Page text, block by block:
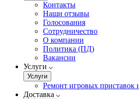
Контакты
Наши отзывы
Голосования
Сотрудничество
О компании
Политика (ПД)
Вакансии
Услуги
Услуги
Ремонт игровых приставок
Доставка